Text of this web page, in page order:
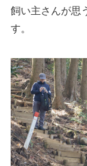
飼い主さんが思
す。